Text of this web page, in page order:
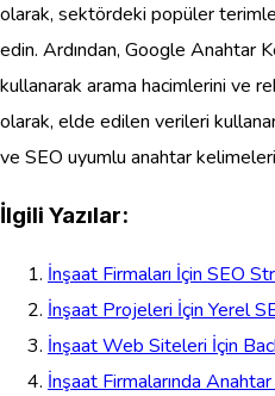
olarak, sektördeki popüler
edin. Ardından, Google Anahtar
kullanarak arama hacimlerini ve
olarak, elde edilen verileri
ve SEO uyumlu anahtar
İlgili Yazılar:
İnşaat Firmaları İçin SEO
İnşaat Projeleri İçin Yerel
İnşaat Web Siteleri İçin
İnşaat Firmalarında